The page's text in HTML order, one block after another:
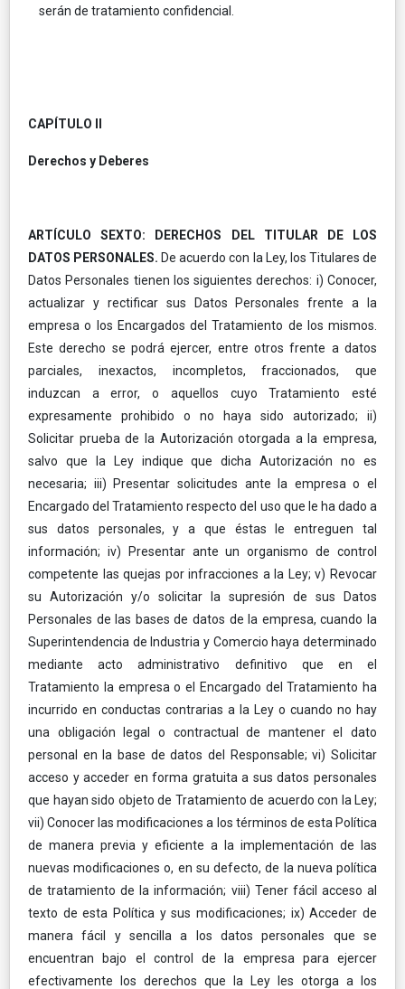
serán de tratamiento confidencial.
CAPÍTULO II
Derechos y Deberes
ARTÍCULO SEXTO: DERECHOS DEL TITULAR DE LOS
DATOS PERSONALES. De acuerdo con la Ley, los Titulares de
Datos Personales tienen los siguientes derechos: i) Conocer,
actualizar y rectificar sus Datos Personales frente a la
empresa o los Encargados del Tratamiento de los mismos.
Este derecho se podrá ejercer, entre otros frente a datos
parciales, inexactos, incompletos, fraccionados, que
induzcan a error, o aquellos cuyo Tratamiento esté
expresamente prohibido o no haya sido autorizado; ii)
Solicitar prueba de la Autorización otorgada a la empresa,
salvo que la Ley indique que dicha Autorización no es
necesaria; iii) Presentar solicitudes ante la empresa o el
Encargado del Tratamiento respecto del uso que le ha dado a
sus datos personales, y a que éstas le entreguen tal
información; iv) Presentar ante un organismo de control
competente las quejas por infracciones a la Ley; v) Revocar
su Autorización y/o solicitar la supresión de sus Datos
Personales de las bases de datos de la empresa, cuando la
Superintendencia de Industria y Comercio haya determinado
mediante acto administrativo definitivo que en el
Tratamiento la empresa o el Encargado del Tratamiento ha
incurrido en conductas contrarias a la Ley o cuando no hay
una obligación legal o contractual de mantener el dato
personal en la base de datos del Responsable; vi) Solicitar
acceso y acceder en forma gratuita a sus datos personales
que hayan sido objeto de Tratamiento de acuerdo con la Ley;
vii) Conocer las modificaciones a los términos de esta Política
de manera previa y eficiente a la implementación de las
nuevas modificaciones o, en su defecto, de la nueva política
de tratamiento de la información; viii) Tener fácil acceso al
texto de esta Política y sus modificaciones; ix) Acceder de
manera fácil y sencilla a los datos personales que se
encuentran bajo el control de la empresa para ejercer
efectivamente los derechos que la Ley les otorga a los